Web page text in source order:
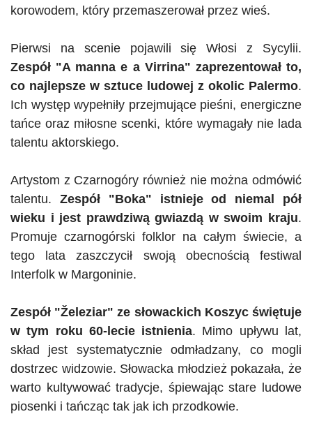
korowodem, który przemaszerował przez wieś.
Pierwsi na scenie pojawili się Włosi z Sycylii.
Zespół "A manna e a Virrina" zaprezentował to,
co najlepsze w sztuce ludowej z okolic Palermo.
Ich występ wypełniły przejmujące pieśni, energiczne
tańce oraz miłosne scenki, które wymagały nie lada
talentu aktorskiego.
Artystom z Czarnogóry również nie można odmówić
talentu. Zespół "Boka" istnieje od niemal pół
wieku i jest prawdziwą gwiazdą w swoim kraju.
Promuje czarnogórski folklor na całym świecie, a
tego lata zaszczycił swoją obecnością festiwal
Interfolk w Margoninie.
Zespół "Železiar" ze słowackich Koszyc świętuje
w tym roku 60-lecie istnienia. Mimo upływu lat,
skład jest systematycznie odmładzany, co mogli
dostrzec widzowie. Słowacka młodzież pokazała, że
warto kultywować tradycje, śpiewając stare ludowe
piosenki i tańcząc tak jak ich przodkowie.